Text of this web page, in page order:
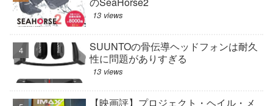
13 views
SUUNTOの骨伝導ヘッドフォンは耐久
性に問題がありすぎる
13 views
【映画評】プロジェクト・ヘイル・メ